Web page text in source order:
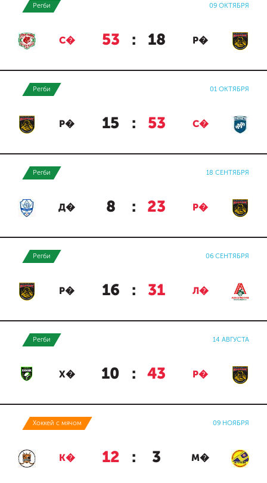
Регби 09 ОКТЯБРЯ
С� 53 : 18 Р�
Регби 01 ОКТЯБРЯ
Р� 15 : 53 С�
Регби 18 СЕНТЯБРЯ
Д� 8 : 23 Р�
Регби 06 СЕНТЯБРЯ
Р� 16 : 31 Л�
Регби 14 АВГУСТА
Х� 10 : 43 Р�
Хоккей с мячом 09 НОЯБРЯ
К� 12 : 3 М�